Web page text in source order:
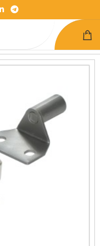
Nhôm định hình